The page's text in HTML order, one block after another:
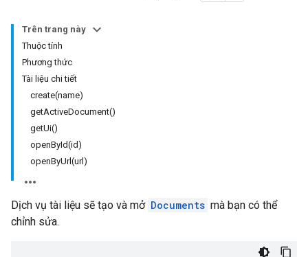
Trên trang này
Thuộc tính
Phương thức
Tài liệu chi tiết
create(name)
getActiveDocument()
getUi()
openById(id)
openByUrl(url)
Dịch vụ tài liệu sẽ tạo và mở Documents mà bạn có thể
chỉnh sửa.